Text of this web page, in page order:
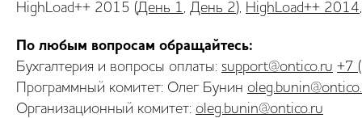
HighLoad++ 2015 (День 1, День 2), HighLoad++ 2014
По любым вопросам обращайтесь:
Бухгалтерия и вопросы оплаты: support@ontico.ru +7
Программный комитет: Олег Бунин
Организационный комитет: oleg.bunin@ontico.ru